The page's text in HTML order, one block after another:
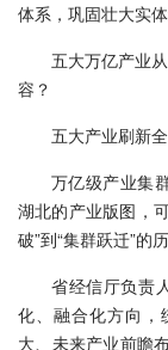
体系，巩固壮大实
五大万亿产业
容？
五大产业刷新
万亿级产业集
湖北的产业版图，
破”到“集群跃迁”的
省经信厅负责
化、融合化方向，
大、未来产业前瞻